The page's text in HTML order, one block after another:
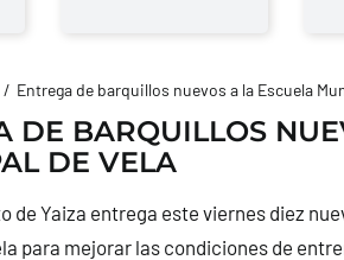
Entrega de barquillos nuevos a la Escuela
DE BARQUILLOS
DE VELA
de Yaiza entrega este viernes diez
para mejorar las condiciones de